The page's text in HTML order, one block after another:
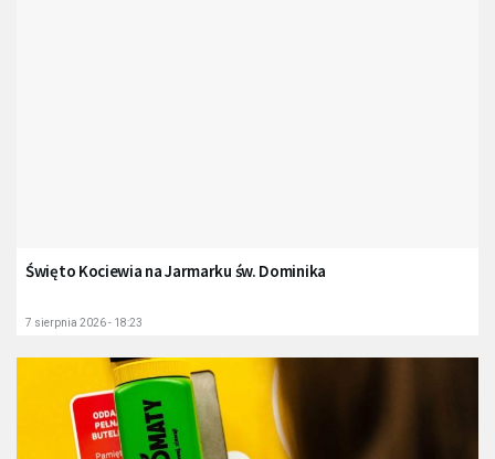
Święto Kociewia na Jarmarku św. Dominika
7 sierpnia 2026 - 18:23